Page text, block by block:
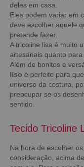
deles em casa.
Eles podem variar em
deve escolher aquele
pretende fazer.
A tricoline lisa é muito
artesanais quanto
Além de bonitos e
liso é perfeito para
universo da costura,
preocupar se os
sentido.
Tecido Tricoline
Na hora de escolher
consideração, acima